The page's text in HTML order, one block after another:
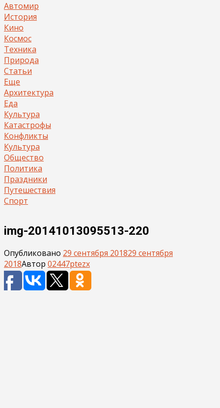
Автомир
История
Кино
Космос
Техника
Природа
Статьи
Еще
Архитектура
Еда
Культура
Катастрофы
Конфликты
Культура
Общество
Политика
Праздники
Путешествия
Спорт
img-20141013095513-220
Опубликовано 29 сентября 201829 сентября
2018Автор 02447ptezx